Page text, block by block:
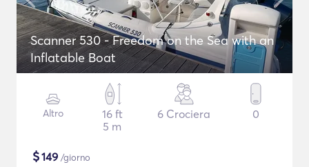
Scanner 530 - Freedom on the Sea with an
Inflatable Boat
Altro
16 ft
5 m
6 Crociera 0
$149 /giorno